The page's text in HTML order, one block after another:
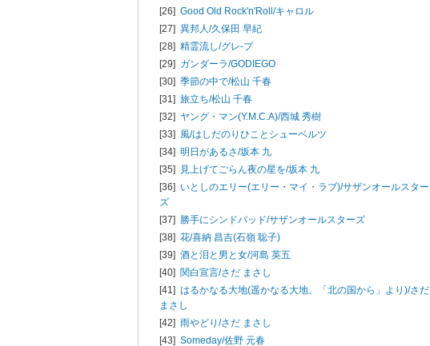
[26] Good Old Rock'n'Roll/キャロル
[27] 異邦人/久保田 早紀
[28] 精霊流し/グレ-プ
[29] ガンダーラ/GODIEGO
[30] 季節の中で/松山 千春
[31] 旅立ち/松山 千春
[32] ヤング・マン(Y.M.C.A)/西城 秀樹
[33] 風/はしだのりひことシューベルツ
[34] 明日があるさ/坂本 九
[35] 見上げてごらん夜の星を/坂本 九
[36] いとしのエリー(エリー・マイ・ラブ)/サザンオールスター
ズ
[37] 勝手にシンドバッド/サザンオールスターズ
[38] 花/喜納 昌吉(石嶺 聡子)
[39] 酒と泪と男と女/河島 英五
[40] 関白宣言/さだ まさし
[41] はるかなる大地(遥かなる大地、「北の国から」より)/さだ
まさし
[42] 雨やどり/さだ まさし
[43] Someday/佐野 元春